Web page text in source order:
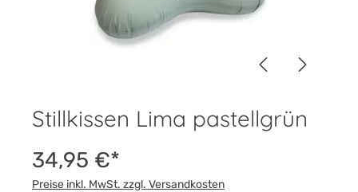
Stillkissen Lima pastellgrün
34,95 €*
Preise inkl. MwSt. zzgl. Versandkosten